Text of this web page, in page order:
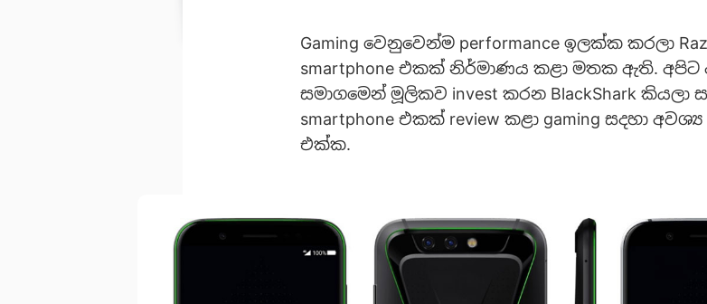
Gaming වෙනුවෙන්ම performance ඉලක්ක කරලා
smartphone එකක් නිර්මාණය කළා මතක ඇති. අපිට
සමාගමෙන් මූලිකව invest කරන BlackShark කියලා
smartphone එකක් review කළා gaming සදහා
එක්ක.